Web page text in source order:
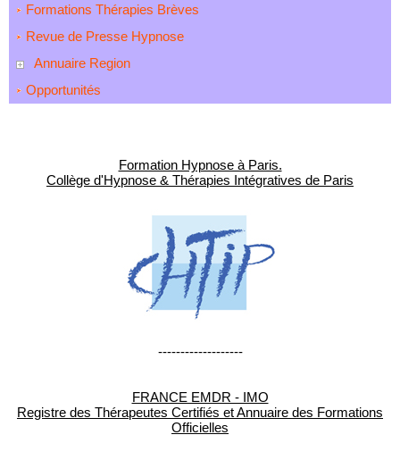
Formations Thérapies Brèves
Revue de Presse Hypnose
Annuaire Region
Opportunités
Formation Hypnose à Paris.
Collège d'Hypnose & Thérapies Intégratives de Paris
-------------------
FRANCE EMDR - IMO
Registre des Thérapeutes Certifiés et Annuaire des Formations
Officielles